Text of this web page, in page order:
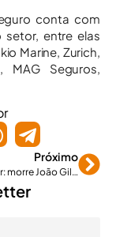
conta com
entre elas
Marine, Zurich,
MAG Seguros,
Próximo
Nota de pesar: morre João Gilberto Possiede aos 95 anos